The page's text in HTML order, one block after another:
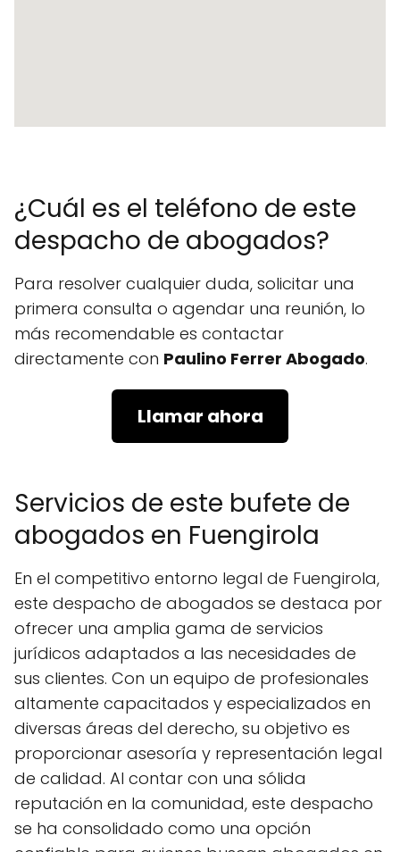
¿Cuál es el teléfono de este
despacho de abogados?
Para resolver cualquier duda, solicitar una
primera consulta o agendar una reunión, lo
más recomendable es contactar
directamente con Paulino Ferrer Abogado.
Llamar ahora
Servicios de este bufete de
abogados en Fuengirola
En el competitivo entorno legal de Fuengirola,
este despacho de abogados se destaca por
ofrecer una amplia gama de servicios
jurídicos adaptados a las necesidades de
sus clientes. Con un equipo de profesionales
altamente capacitados y especializados en
diversas áreas del derecho, su objetivo es
proporcionar asesoría y representación legal
de calidad. Al contar con una sólida
reputación en la comunidad, este despacho
se ha consolidado como una opción